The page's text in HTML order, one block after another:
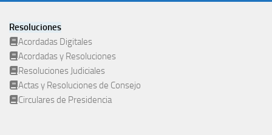
Resoluciones
Acordadas Digitales
Acordadas y Resoluciones
Resoluciones Judiciales
Actas y Resoluciones de Consejo
Circulares de Presidencia